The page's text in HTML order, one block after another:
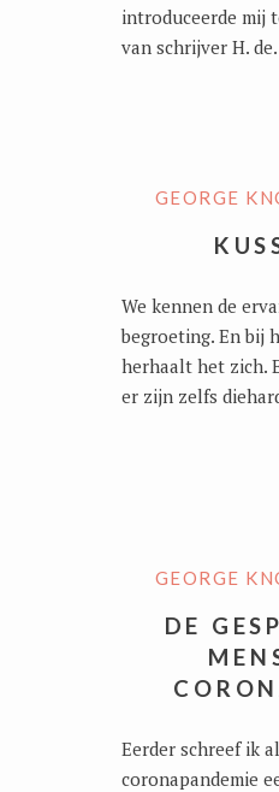
introduceerde mij
van schrijver H.
GEORGE
We kennen de
begroeting. En bij
herhaalt het zich.
er zijn zelfs
GEORGE
DE
Eerder schreef ik
coronapandemie